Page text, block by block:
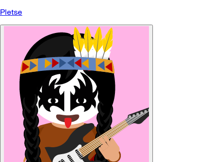
Pletse